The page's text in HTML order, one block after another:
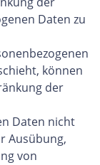
Daten zu
können
der
Daten nicht
Ausübung,
von